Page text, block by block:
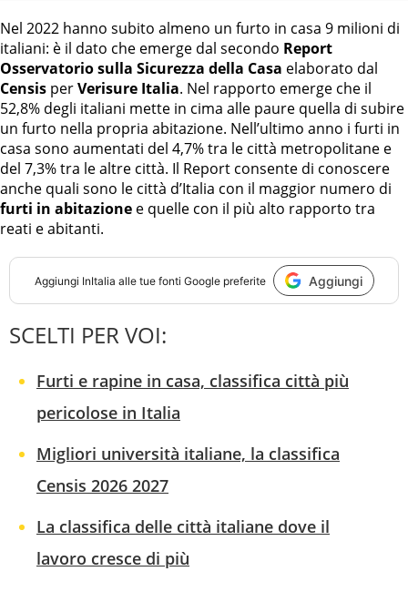
Nel 2022 hanno subito almeno un furto in casa 9 milioni di
italiani: è il dato che emerge dal secondo Report
Osservatorio sulla Sicurezza della Casa elaborato dal
Censis perVerisure Italia. Nel rapporto emerge che il
52,8% degli italiani mette in cima alle paure quella di subire
un furto nella propria abitazione. Nell’ultimo anno i furti in
casa sono aumentati del 4,7% tra le città metropolitane e
del 7,3% tra le altre città. Il Report consente di conoscere
anche quali sono le città d’Italia con il maggior numero di
furti in abitazione e quelle con il più alto rapporto tra
reati e abitanti.
Aggiungi InItalia alle tue fonti Google preferite Aggiungi
SCELTI PER VOI:
Furti e rapine in casa, classifica città più
pericolose in Italia
Migliori università italiane, la classifica
Censis 2026 2027
La classifica delle città italiane dove il
lavoro cresce di più